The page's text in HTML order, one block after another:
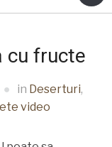
cu fructe
in Deserturi,
video